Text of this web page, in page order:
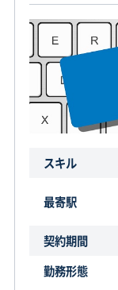
スキル
最寄駅
契約期間
勤務形態